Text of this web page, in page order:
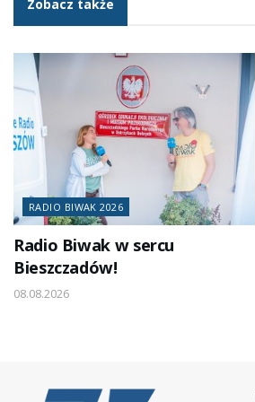
Zobacz także
RADIO BIWAK 2026
Radio Biwak w sercu
Bieszczadów!
08.08.2026